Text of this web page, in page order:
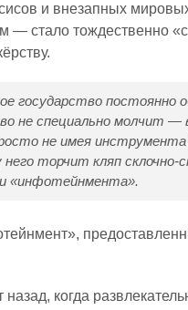
и внезапных
— стало тождественно
государство постоянно
не специально молчит —
не имея инструмента
торчит кляп склочно-
«инфотейнмента».
когда